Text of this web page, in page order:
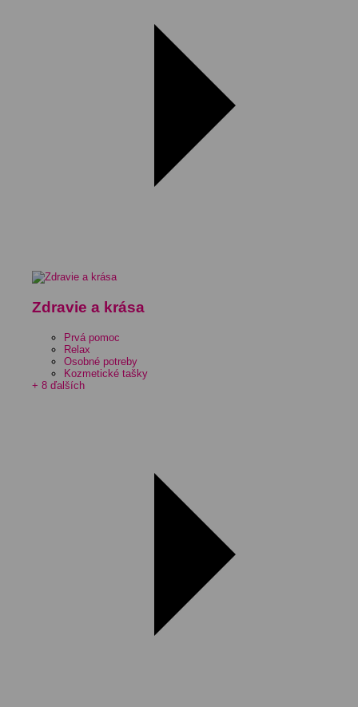
Zdravie a krása
Prvá pomoc
Relax
Osobné potreby
Kozmetické tašky
+ 8 ďalších